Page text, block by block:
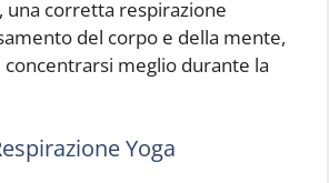
una corretta respirazione
del corpo e della mente,
meglio durante la
Yoga